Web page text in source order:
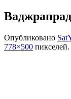
Опубликовано
778×500 пикселей.